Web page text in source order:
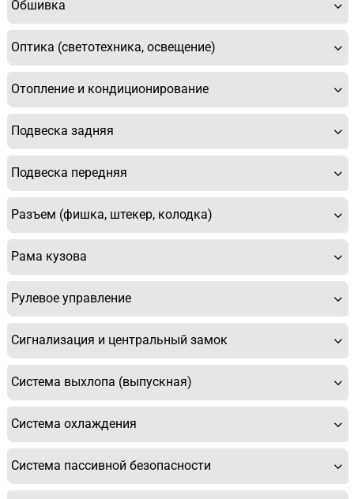
Обшивка
Оптика (светотехника, освещение)
Отопление и кондиционирование
Подвеска задняя
Подвеска передняя
Разъем (фишка, штекер, колодка)
Рама кузова
Рулевое управление
Сигнализация и центральный замок
Система выхлопа (выпускная)
Система охлаждения
Система пассивной безопасности